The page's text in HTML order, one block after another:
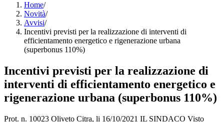
Home/
Novità/
Avvisi/
Incentivi previsti per la realizzazione di interventi di
efficientamento energetico e rigenerazione urbana
(superbonus 110%)
Incentivi previsti per la realizzazione di
interventi di efficientamento energetico e
rigenerazione urbana (superbonus 110%)
Prot. n. 10023 Oliveto Citra, li 16/10/2021 IL SINDACO Visto